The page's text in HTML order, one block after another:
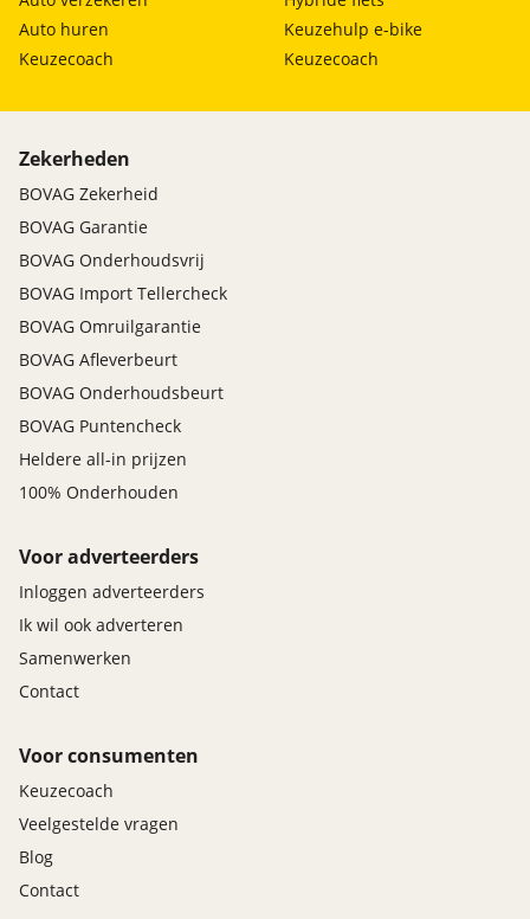
Auto huren
Keuzecoach
Keuzehulp e-bike
Keuzecoach
Zekerheden
BOVAG Zekerheid
BOVAG Garantie
BOVAG Onderhoudsvrij
BOVAG Import Tellercheck
BOVAG Omruilgarantie
BOVAG Afleverbeurt
BOVAG Onderhoudsbeurt
BOVAG Puntencheck
Heldere all-in prijzen
100% Onderhouden
Voor adverteerders
Inloggen adverteerders
Ik wil ook adverteren
Samenwerken
Contact
Voor consumenten
Keuzecoach
Veelgestelde vragen
Blog
Contact